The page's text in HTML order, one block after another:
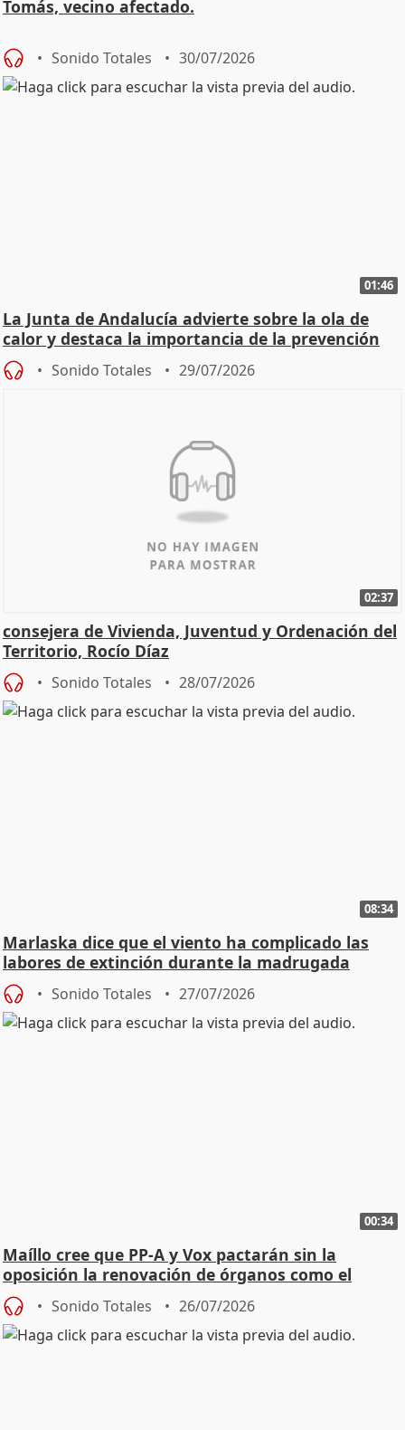
Tomás, vecino afectado.
Sonido Totales 30/07/2026
01:46
La Junta de Andalucía advierte sobre la ola de
calor y destaca la importancia de la prevención
Sonido Totales 29/07/2026
02:37
consejera de Vivienda, Juventud y Ordenación del
Territorio, Rocío Díaz
Sonido Totales 28/07/2026
08:34
Marlaska dice que el viento ha complicado las
labores de extinción durante la madrugada
Sonido Totales 27/07/2026
00:34
Maíllo cree que PP-A y Vox pactarán sin la
oposición la renovación de órganos como el
Defensor
Sonido Totales 26/07/2026